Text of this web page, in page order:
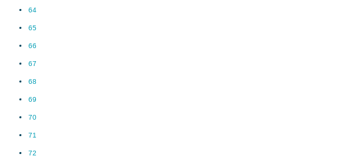
64
65
66
67
68
69
70
71
72